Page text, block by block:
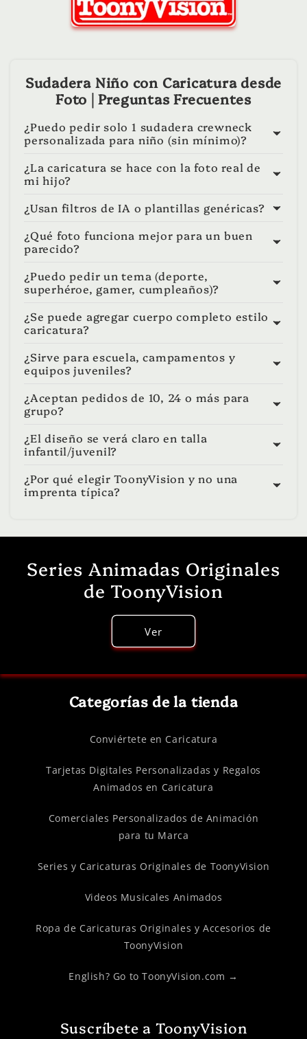
Sudadera Niño con Caricatura desde
Foto | Preguntas Frecuentes
¿Puedo pedir solo 1 sudadera crewneck
personalizada para niño (sin mínimo)?
¿La caricatura se hace con la foto real de
mi hijo?
¿Usan filtros de IA o plantillas genéricas?
¿Qué foto funciona mejor para un buen
parecido?
¿Puedo pedir un tema (deporte,
superhéroe, gamer, cumpleaños)?
¿Se puede agregar cuerpo completo estilo
caricatura?
¿Sirve para escuela, campamentos y
equipos juveniles?
¿Aceptan pedidos de 10, 24 o más para
grupo?
¿El diseño se verá claro en talla
infantil/juvenil?
¿Por qué elegir ToonyVision y no una
imprenta típica?
Series Animadas Originales
de ToonyVision
Ver
Categorías de la tienda
Conviértete en Caricatura
Tarjetas Digitales Personalizadas y Regalos
Animados en Caricatura
Comerciales Personalizados de Animación
para tu Marca
Series y Caricaturas Originales de ToonyVision
Videos Musicales Animados
Ropa de Caricaturas Originales y Accesorios de
ToonyVision
English? Go to ToonyVision.com →
Suscríbete a ToonyVision